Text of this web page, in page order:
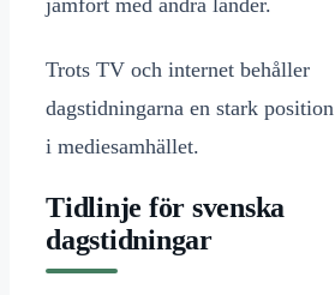
jämfört med andra länder.
Trots TV och internet behåller
dagstidningarna en stark position
i mediesamhället.
Tidlinje för svenska
dagstidningar